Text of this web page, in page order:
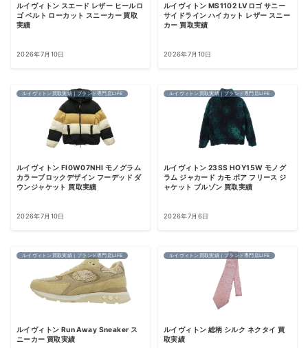
ルイヴィトン スエード レザー ヒールロ
ゴ ベルト ローカット スニーカー 買取
実績
2026年7月10日
ルイヴィトン MS1102 LVロゴ サニー
サイドライン ハイカット レザー スニー
カー 買取実績
2026年7月10日
ルイヴィトン買取実績｜ブランド専門店LIFE
ルイヴィトン FI0W07NHI モノグラム
カラーブロックデザイン フーデッド ダ
ウンジャケット 買取実績
2026年7月10日
ルイヴィトン買取実績｜ブランド専門店LIFE
ルイヴィトン 23SS HOY15W モノグ
ラム ジャカード カモ ボア フリース ジ
ャケット ブルゾン 買取実績
2026年7月6日
ルイヴィトン買取実績｜ブランド専門店LIFE
ルイヴィトン Run Away Sneaker ス
ニーカー 買取実績
ルイヴィトン買取実績｜ブランド専門店LIFE
ルイヴィトン 総柄 シルク ネクタイ 買
取実績